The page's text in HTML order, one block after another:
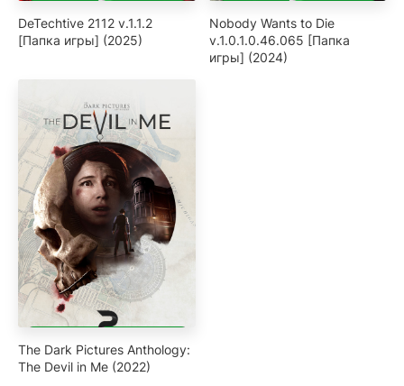
DeTechtive 2112 v.1.1.2
[Папка игры] (2025)
Nobody Wants to Die
v.1.0.1.0.46.065 [Папка
игры] (2024)
The Dark Pictures Anthology:
The Devil in Me (2022)